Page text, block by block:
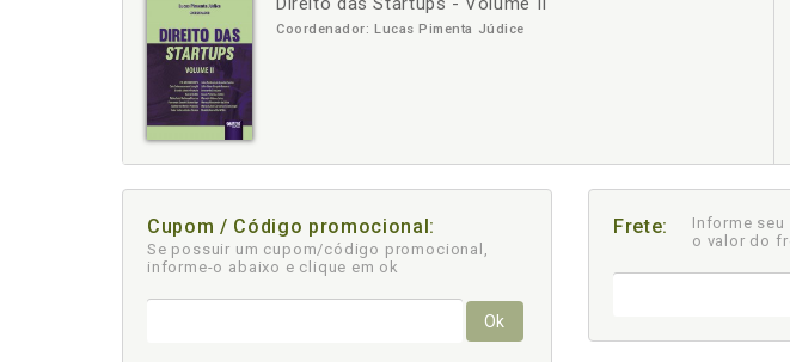
Coordenador: Lucas Pimenta Júdice
+
Cupom / Código promocional:
Se possuir um cupom/código promocional,
informe-o abaixo e clique em ok
Ok
Frete:
Informe seu
o valor do